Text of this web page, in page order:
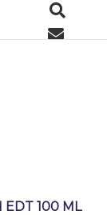
EDT 100 ML